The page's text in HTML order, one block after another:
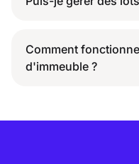
Comment
d'immeuble ?